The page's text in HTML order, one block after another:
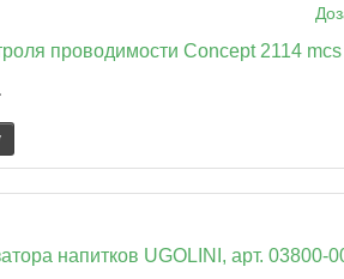
проводимости Concept 2114
напитков UGOLINI, арт. 03800-